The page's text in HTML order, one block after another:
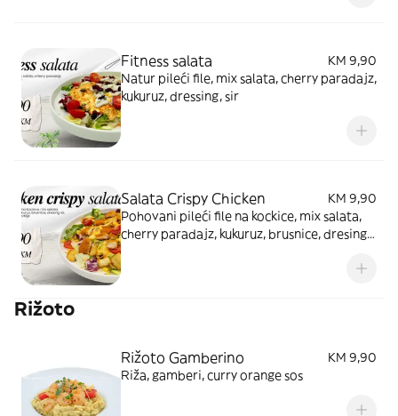
Fitness salata
KM 9,90
Natur pileći file, mix salata, cherry paradajz,
kukuruz, dressing, sir
Salata Crispy Chicken
KM 9,90
Pohovani pileći file na kockice, mix salata,
cherry paradajz, kukuruz, brusnice, dresing,
Rižoto
Rižoto Gamberino
KM 9,90
Riža, gamberi, curry orange sos